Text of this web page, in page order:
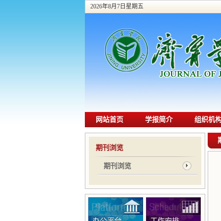
2026年8月7日星期五
网站首页 学报简介 组织机
期刊浏览
期刊浏览